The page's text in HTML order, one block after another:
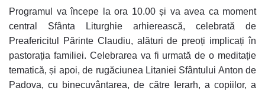
Programul va începe la ora 10.00 și va avea ca moment
central Sfânta Liturghie arhierească, celebrată de
Preafericitul Părinte Claudiu, alături de preoți implicați în
pastorația familiei. Celebrarea va fi urmată de o meditație
tematică, și apoi, de rugăciunea Litaniei Sfântului Anton de
Padova, cu binecuvântarea, de către Ierarh, a copiilor, a